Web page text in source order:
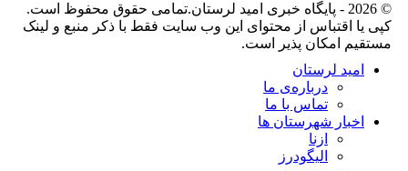
© 2026 - پایگاه خبری اميد لرستان.تمامی حقوق محفوظ است.
کپی یا اقتباس از محتوای این وب سایت فقط با ذکر منبع و لینک
مستقیم امکان پذیر است.
امید لرستان
درباره‌ی ما
تماس با ما
اخبار شهرستان ها
ازنا
الیگودرز